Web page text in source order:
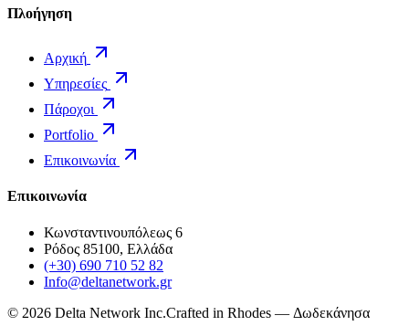
Πλοήγηση
Αρχική
Υπηρεσίες
Πάροχοι
Portfolio
Επικοινωνία
Επικοινωνία
Κωνσταντινουπόλεως 6
Ρόδος 85100, Ελλάδα
(+30) 690 710 52 82
Info@deltanetwork.gr
© 2026 Delta Network Inc.Crafted in Rhodes — Δωδεκάνησα